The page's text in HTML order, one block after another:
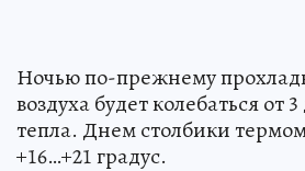
Ночью по-прежнему
воздуха будет колебаться от
тепла. Днем столбики
+16…+21 градус.